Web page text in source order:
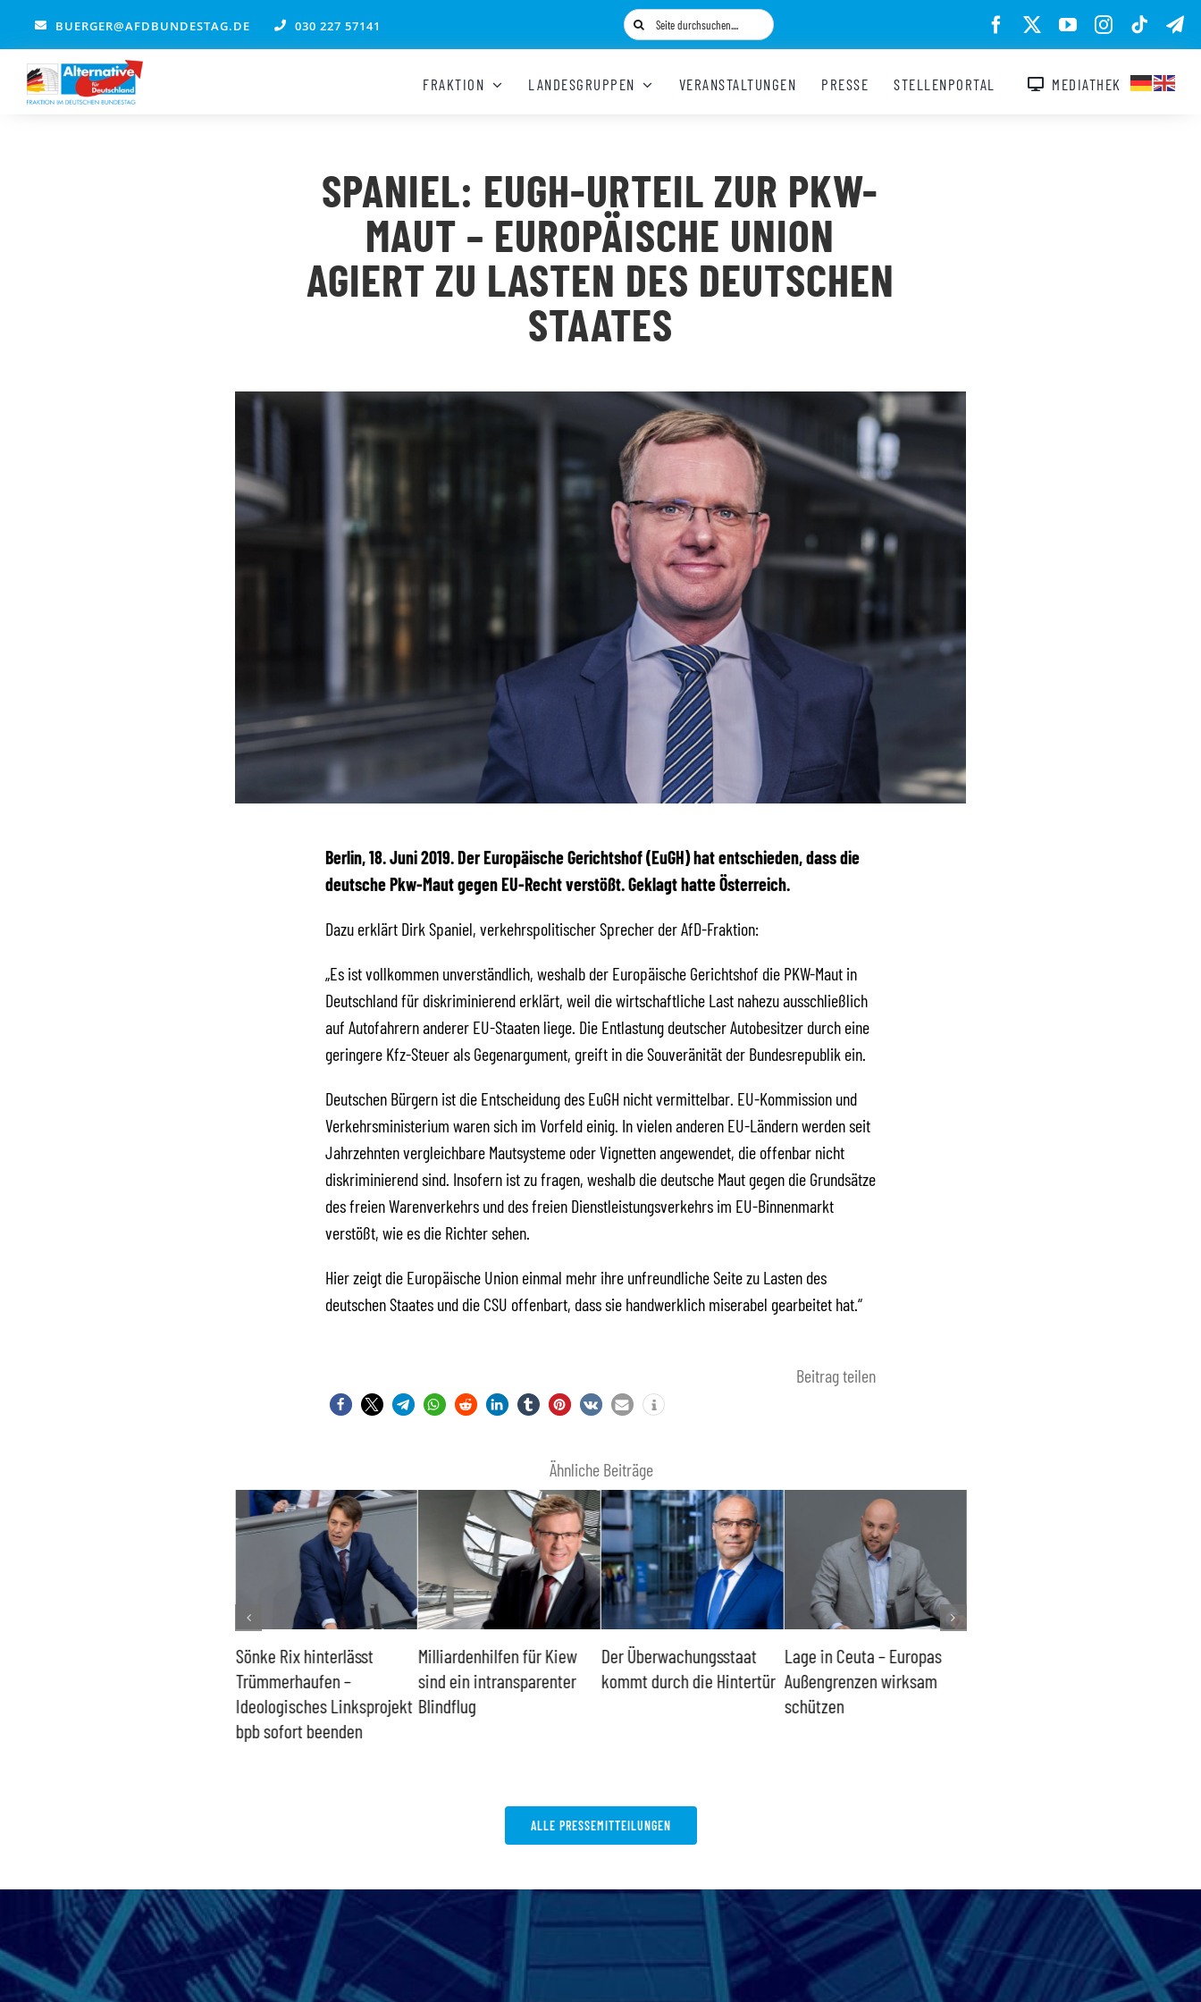
springen
BUERGER@AFDBUNDESTAG.DE 030 227 57141
Suche
nach:
FRAKTION LANDESGRUPPEN VERANSTALTUNGEN PRESSE STELLENPORTAL MEDIATHEK
SPANIEL: EUGH-URTEIL ZUR PKW-
MAUT – EUROPÄISCHE UNION
AGIERT ZU LASTEN DES DEUTSCHEN
STAATES
Berlin, 18. Juni 2019. Der Europäische Gerichtshof (EuGH) hat entschieden, dass die
deutsche Pkw-Maut gegen EU-Recht verstößt. Geklagt hatte Österreich.
Dazu erklärt Dirk Spaniel, verkehrspolitischer Sprecher der AfD-Fraktion:
„Es ist vollkommen unverständlich, weshalb der Europäische Gerichtshof die PKW-Maut in
Deutschland für diskriminierend erklärt, weil die wirtschaftliche Last nahezu ausschließlich
auf Autofahrern anderer EU-Staaten liege. Die Entlastung deutscher Autobesitzer durch eine
geringere Kfz-Steuer als Gegenargument, greift in die Souveränität der Bundesrepublik ein.
Deutschen Bürgern ist die Entscheidung des EuGH nicht vermittelbar. EU-Kommission und
Verkehrsministerium waren sich im Vorfeld einig. In vielen anderen EU-Ländern werden seit
Jahrzehnten vergleichbare Mautsysteme oder Vignetten angewendet, die offenbar nicht
diskriminierend sind. Insofern ist zu fragen, weshalb die deutsche Maut gegen die Grundsätze
des freien Warenverkehrs und des freien Dienstleistungsverkehrs im EU-Binnenmarkt
verstößt, wie es die Richter sehen.
Hier zeigt die Europäische Union einmal mehr ihre unfreundliche Seite zu Lasten des
deutschen Staates und die CSU offenbart, dass sie handwerklich miserabel gearbeitet hat.“
Beitrag teilen
Ähnliche Beiträge
Sönke Rix hinterlässt
Trümmerhaufen –
Ideologisches Linksprojekt
bpb sofort beenden
Milliardenhilfen für Kiew
sind ein intransparenter
Blindflug
Der Überwachungsstaat
kommt durch die Hintertür
Lage in Ceuta – Europas
Außengrenzen wirksam
schützen
ALLE PRESSEMITTEILUNGEN